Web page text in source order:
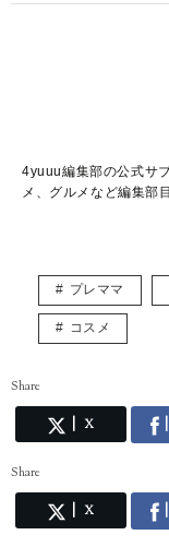
4yuuu編集部の公式サ
メ、グルメなど編集部
プレママ
コスメ
Share
X
Share
X